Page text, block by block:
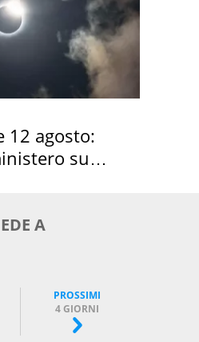
12 agosto:
su